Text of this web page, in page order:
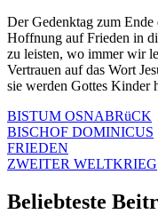
Der Gedenktag zum
Hoffnung auf Frieden in
zu leisten, wo immer wir
Vertrauen auf das Wort
sie werden Gottes Kinder
BISTUM OSNABRüCK
BISCHOF DOMINICUS
FRIEDEN
ZWEITER WELTKRIEG
Beliebteste